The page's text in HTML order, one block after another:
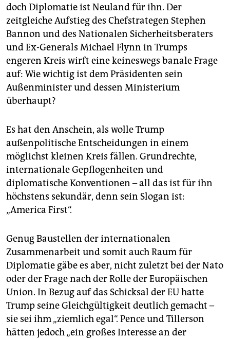
doch Diplomatie ist Neuland für ihn. Der
zeitgleiche Aufstieg des Chefstrategen Stephen
Bannon und des Nationalen Sicherheitsberaters
und Ex-Generals Michael Flynn in Trumps
engeren Kreis wirft eine keineswegs banale Frage
auf: Wie wichtig ist dem Präsidenten sein
Außenminister und dessen Ministerium
überhaupt?
Es hat den Anschein, als wolle Trump
außenpolitische Entscheidungen in einem
möglichst kleinen Kreis fällen. Grundrechte,
internationale Gepflogenheiten und
diplomatische Konventionen – all das ist für ihn
höchstens sekundär, denn sein Slogan ist:
„America First“.
Genug Baustellen der internationalen
Zusammenarbeit und somit auch Raum für
Diplomatie gäbe es aber, nicht zuletzt bei der Nato
oder der Frage nach der Rolle der Europäischen
Union. In Bezug auf das Schicksal der EU hatte
Trump seine Gleichgültigkeit deutlich gemacht –
sie sei ihm „ziemlich egal“. Pence und Tillerson
hätten jedoch „ein großes Interesse an der